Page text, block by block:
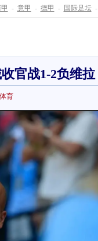
- 意甲 - 德甲 - 国际足坛 -
官战1-2负维拉
育